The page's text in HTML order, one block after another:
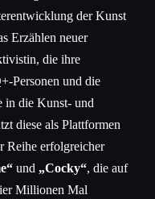
der Kunst
Erzählen neuer
die ihre
Personen und die
in die Kunst- und
diese als Plattformen
Reihe erfolgreicher
und „Cocky“, die auf
Millionen Mal